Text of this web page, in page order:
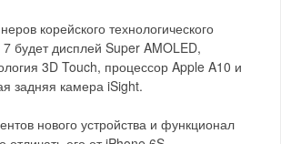
корейского технологического
будет дисплей Super AMOLED,
3D Touch, процессор Apple A10 и
задняя камера iSight.
нового устройства и функционал